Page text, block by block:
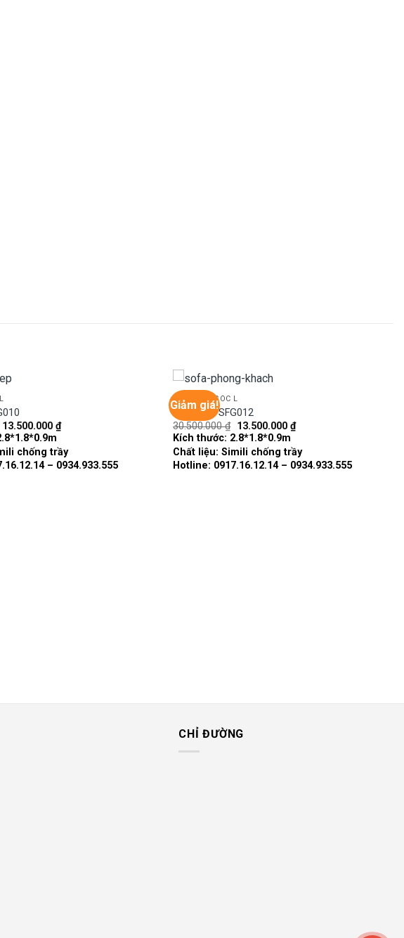
Giá
gốc
là:
30.500.000 ₫.
13.500.000₫Giá
hiện
tại
là:
13.500.000 ₫.
chống trầy
– 0934.933.555
Giảm giá!
GHẾ SOFA GÓC L
Sofa góc SFG012
30.500.000₫ Giá
gốc
là:
30.500.000 ₫.
13.500.000 ₫Giá
hiện
tại
là:
13.500.000 ₫.
Kích thước: 2.8*1.8*0.9m
Chất liệu: Simili chống trầy
Hotline: 0917.16.12.14 – 0934.933.555
CHỈ ĐƯỜNG